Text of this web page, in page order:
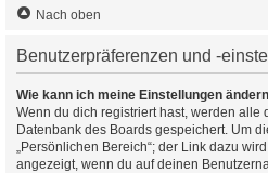
Nach oben
Benutzerpräferenzen und -
Wie kann ich meine Einstellungen
Wenn du dich registriert hast, werden alle
Datenbank des Boards gespeichert. Um
„Persönlichen Bereich“; der Link dazu
angezeigt, wenn du auf deinen